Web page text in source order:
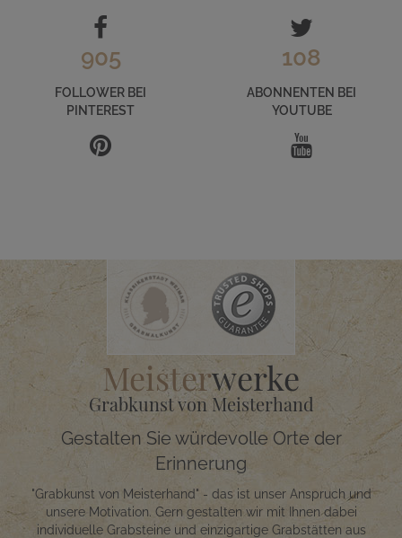
905
FOLLOWER BEI
PINTEREST
108
ABONNENTEN BEI
YOUTUBE
Meisterwerke
Grabkunst von Meisterhand
Gestalten Sie würdevolle Orte der
Erinnerung
"Grabkunst von Meisterhand" - das ist unser Anspruch und
unsere Motivation. Gern gestalten wir mit Ihnen dabei
individuelle Grabsteine und einzigartige Grabstätten aus